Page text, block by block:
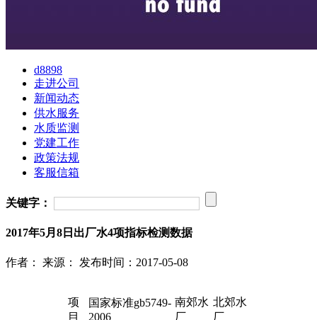
d8898
走进公司
新闻动态
供水服务
水质监测
党建工作
政策法规
客服信箱
关键字：
2017年5月8日出厂水4项指标检测数据
作者： 来源： 发布时间：2017-05-08
项
目
国家标准gb5749-
2006
南郊水
厂
北郊水
厂